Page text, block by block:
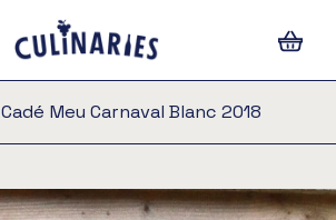
Cadé Meu Carnaval Blanc 2018